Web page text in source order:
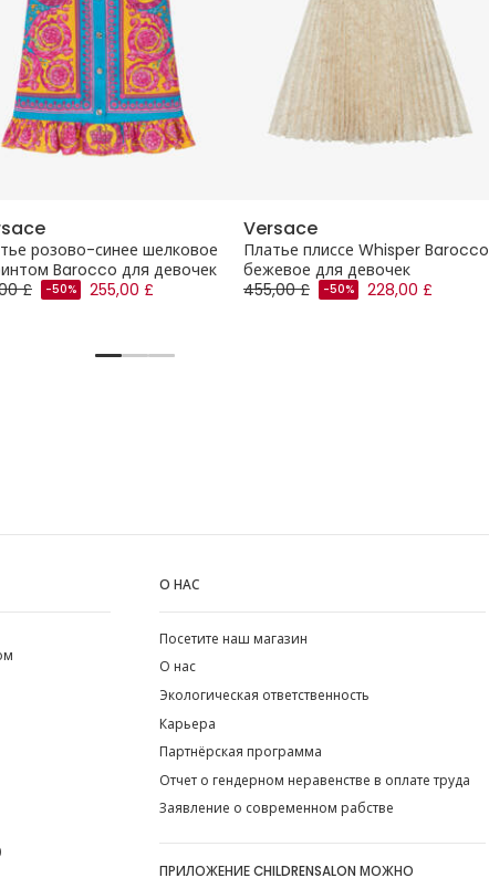
розово-синее шелковое
Barocco для девочек
£
-50% 255,00 £
Versace
Платье плиссе Whisper Barocco
бежевое для девочек
455,00 £
-50% 228,00 £
О НАС
Посетите наш магазин
О нас
Экологическая ответственность
Карьера
Партнёрская программа
Отчет о гендерном неравенстве в оплате труда
Заявление о современном рабстве
ПРИЛОЖЕНИЕ CHILDRENSALON МОЖНО